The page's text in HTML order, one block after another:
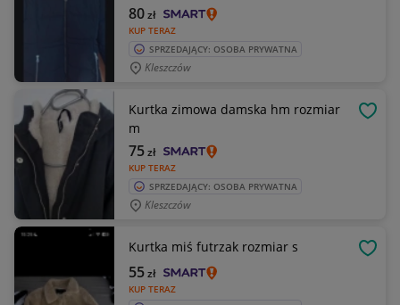
KUP TERAZ
80zł
SPRZEDAJĄCY: OSOBA PRYWATNA
Kleszczów
Kurtka zimowa damska hm rozmiar
m
KUP TERAZ
75zł
SPRZEDAJĄCY: OSOBA PRYWATNA
Kleszczów
Kurtka miś futrzak rozmiar s
KUP TERAZ
55zł